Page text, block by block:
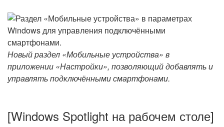
Новый раздел «Мобильные устройства» в
приложении «Настройки», позволяющий добавлять и
управлять подключёнными смартфонами.
[Windows Spotlight на рабочем столе]